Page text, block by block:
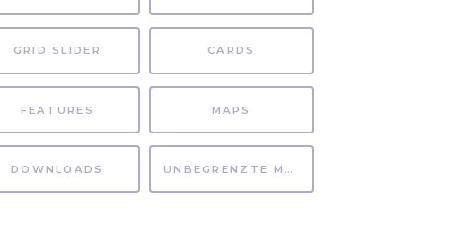
GRID SLIDER CARDS
FEATURES MAPS
DOWNLOADS UNBEGRENZTE MÖGLICHKEITEN